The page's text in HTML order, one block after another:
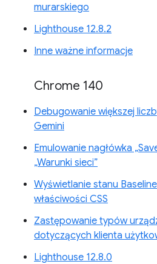
murarskiego
Lighthouse 12.8.2
Inne ważne informacje
Chrome 140
Debugowanie większej
Gemini
Emulowanie nagłówka
„Warunki sieci”
Wyświetlanie stanu
właściwości CSS
Zastępowanie typów
dotyczących klienta
Lighthouse 12.8.0